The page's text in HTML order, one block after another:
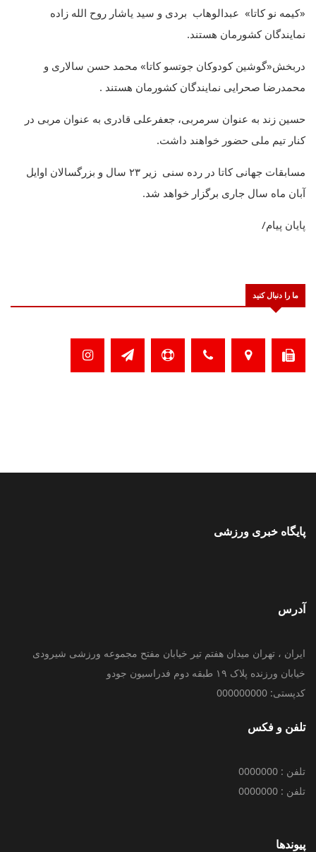
«کیمه نو کاتا» عبدالوهاب بردی و سید یاشار روح الله زاده
نمایندگان کشورمان هستند.
دربخش«گوشین کودوکان جوتسو کاتا» محمد حسن سالاری و
محمدرضا صحرایی نمایندگان کشورمان هستند .
حسین زند به عنوان سرمربی، جعفرعلی قادری به عنوان مربی در
کنار تیم ملی حضور خواهند داشت.
مسابقات جهانی کاتا در رده سنی زیر ۲۳ سال و بزرگسالان اوایل
آبان ماه سال جاری برگزار خواهد شد.
پایان پیام/
ما را دنبال کنید
پایگاه خبری ورزشی
آدرس
ایران ، تهران میدان هفتم تیر خیابان مفتح مجموعه ورزشی شیرودی
خیابان ورزنده پلاک ۱۹ طبقه دوم فدراسیون جودو
کدپستی: 000000000
تلفن و فکس
تلفن : 0000000
تلفن : 0000000
پیوندها